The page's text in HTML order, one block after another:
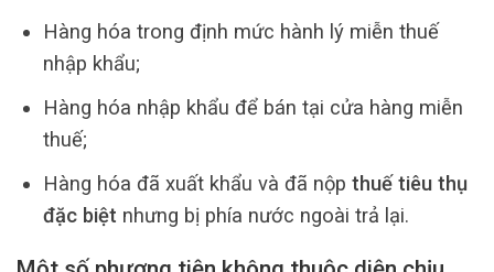
Hàng hóa trong định mức hành lý miễn thuế
nhập khẩu;
Hàng hóa nhập khẩu để bán tại cửa hàng miễn
thuế;
Hàng hóa đã xuất khẩu và đã nộp thuế tiêu thụ
đặc biệt nhưng bị phía nước ngoài trả lại.